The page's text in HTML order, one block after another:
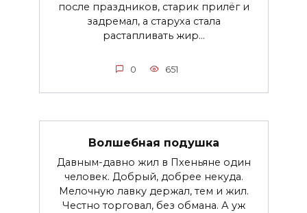
после праздников, старик прилёг и
задремал, а старуха стала
растапливать жир...
0 651
Волшебная подушка
Давным-давно жил в Пхеньяне один
человек. Добрый, добрее некуда.
Мелочную лавку держал, тем и жил.
Честно торговал, без обмана. А уж